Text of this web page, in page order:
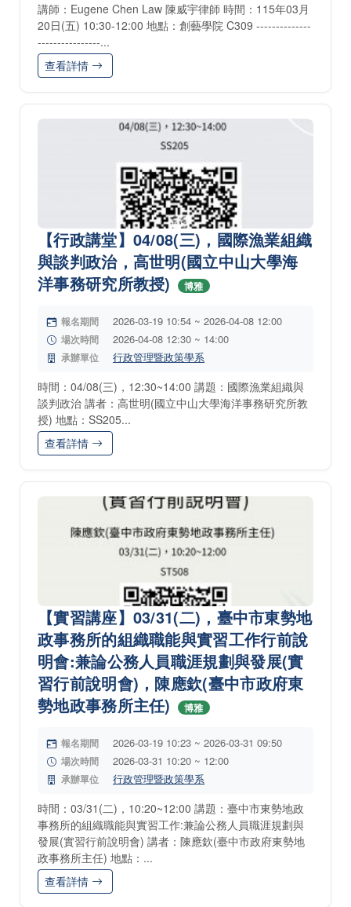
講師：Eugene Chen Law 陳威宇律師 時間：115年03月
20日(五) 10:30-12:00 地點：創藝學院 C309 --------------
----------------...
查看詳情
【行政講堂】04/08(三)，國際漁業組織
與談判政治，高世明(國立中山大學海
洋事務研究所教授)
博雅
報名期間 2026-03-19 10:54 ~ 2026-04-08 12:00
場次時間 2026-04-08 12:30 ~ 14:00
承辦單位 行政管理暨政策學系
時間：04/08(三)，12:30~14:00 講題：國際漁業組織與
談判政治 講者：高世明(國立中山大學海洋事務研究所教
授) 地點：SS205...
查看詳情
【實習講座】03/31(二)，臺中市東勢地
政事務所的組織職能與實習工作行前說
明會:兼論公務人員職涯規劃與發展(實
習行前說明會)，陳應欽(臺中市政府東
勢地政事務所主任)
博雅
報名期間 2026-03-19 10:23 ~ 2026-03-31 09:50
場次時間 2026-03-31 10:20 ~ 12:00
承辦單位 行政管理暨政策學系
時間：03/31(二)，10:20~12:00 講題：臺中市東勢地政
事務所的組織職能與實習工作:兼論公務人員職涯規劃與
發展(實習行前說明會) 講者：陳應欽(臺中市政府東勢地
政事務所主任) 地點：...
查看詳情